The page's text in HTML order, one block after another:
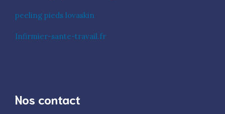
peeling pieds lovaskin
Infirmier-sante-travail.fr
Nos contact